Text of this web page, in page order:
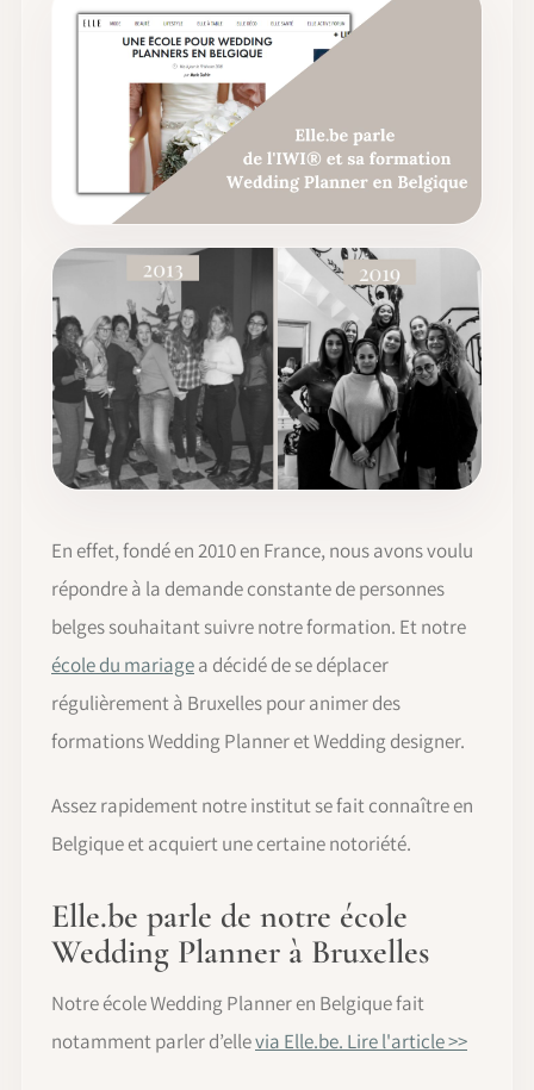
En effet, fondé en 2010 en France, nous avons voulu
répondre à la demande constante de personnes
belges souhaitant suivre notre formation. Et notre
école du mariagea décidé de se déplacer
régulièrement à Bruxelles pour animer des
formations Wedding Planner et Wedding designer.
Assez rapidement notre institut se fait connaître en
Belgique et acquiert une certaine notoriété.
Elle.be parle de notre école
Wedding Planner à Bruxelles
Notre école Wedding Planner en Belgique fait
notamment parler d’ellevia Elle.be. Lire l'article >>